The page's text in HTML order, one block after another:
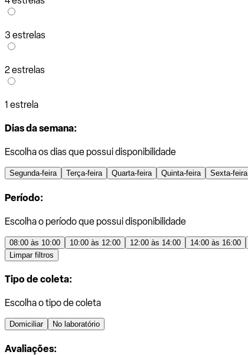
3 estrelas
2 estrelas
1 estrela
Dias da semana:
Escolha os dias que possui disponibilidade
Segunda-feira Terça-feira Quarta-feira Quinta-feira Sexta-feira
Período:
Escolha o período que possui disponibilidade
08:00 às 10:00 10:00 às 12:00 12:00 às 14:00 14:00 às 16:00
Limpar filtros
Tipo de coleta:
Escolha o tipo de coleta
Domiciliar No laboratório
Avaliações: